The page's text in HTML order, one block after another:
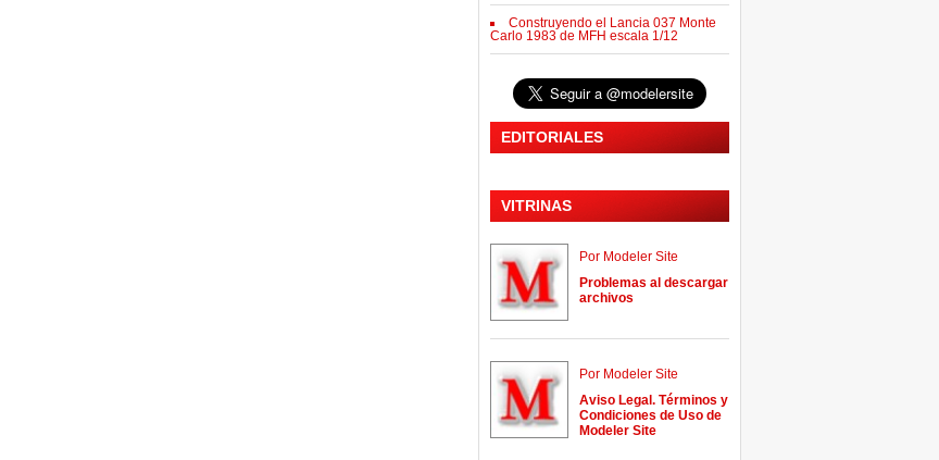
Construyendo el Lancia 037 Monte
Carlo 1983 de MFH escala 1/12
EDITORIALES
VITRINAS
Por Modeler Site
Problemas al descargar
archivos
Por Modeler Site
Aviso Legal. Términos y
Condiciones de Uso de
Modeler Site